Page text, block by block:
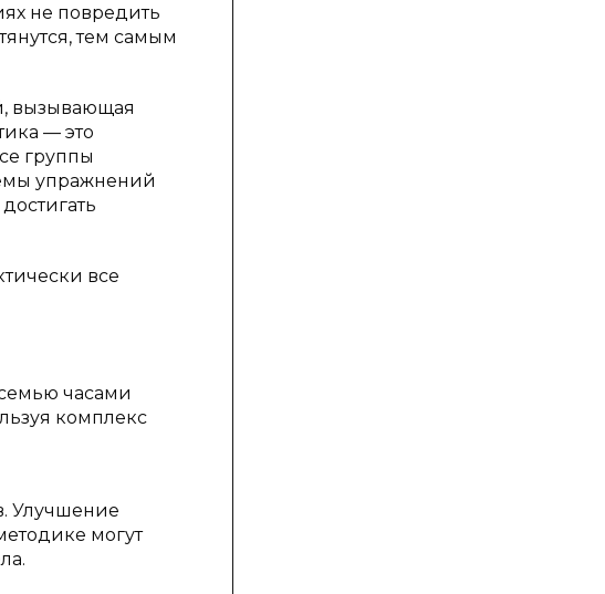
не повредить
тем самым
вызывающая
— это
группы
упражнений
все
часами
комплекс
Улучшение
могут